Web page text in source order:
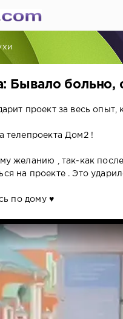
Бывало больно,
проект за весь
телепроекта Дом2 !
желанию , так-как
на проекте . Это
по дому ♥